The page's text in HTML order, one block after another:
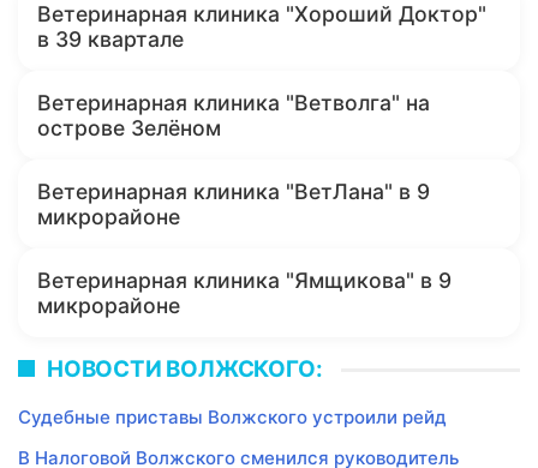
Ветеринарная клиника "Хороший Доктор"
в 39 квартале
Ветеринарная клиника "Ветволга" на
острове Зелёном
Ветеринарная клиника "ВетЛана" в 9
микрорайоне
Ветеринарная клиника "Ямщикова" в 9
микрорайоне
НОВОСТИ ВОЛЖСКОГО:
Судебные приставы Волжского устроили рейд
В Налоговой Волжского сменился руководитель